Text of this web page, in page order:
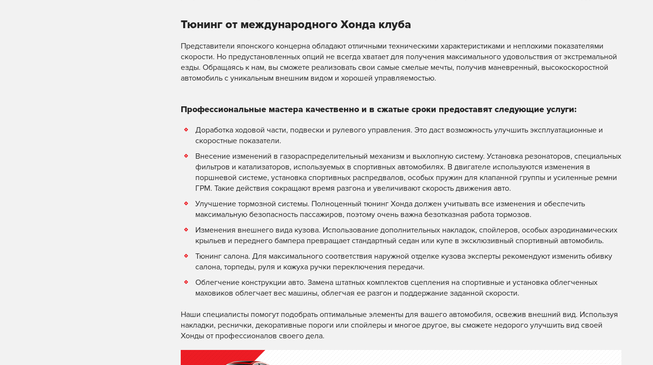
Тюнинг от международного Хонда клуба
Представители японского концерна обладают отличными техническими характеристиками и неплохими показателями
скорости. Но предустановленных опций не всегда хватает для получения максимального удовольствия от экстремальной
езды. Обращаясь к нам, вы сможете реализовать свои самые смелые мечты, получив маневренный, высокоскоростной
автомобиль с уникальным внешним видом и хорошей управляемостью.
Профессиональные мастера качественно и в сжатые сроки предоставят следующие услуги:
Доработка ходовой части, подвески и рулевого управления. Это даст возможность улучшить эксплуатационные и
скоростные показатели.
Внесение изменений в газораспределительный механизм и выхлопную систему. Установка резонаторов, специальных
фильтров и катализаторов, используемых в спортивных автомобилях. В двигателе используются изменения в
поршневой системе, установка спортивных распредвалов, особых пружин для клапанной группы и усиленные ремни
ГРМ. Такие действия сокращают время разгона и увеличивают скорость движения авто.
Улучшение тормозной системы. Полноценный тюнинг Хонда должен учитывать все изменения и обеспечить
максимальную безопасность пассажиров, поэтому очень важна безотказная работа тормозов.
Изменения внешнего вида кузова. Использование дополнительных накладок, спойлеров, особых аэродинамических
крыльев и переднего бампера превращает стандартный седан или купе в эксклюзивный спортивный автомобиль.
Тюнинг салона. Для максимального соответствия наружной отделке кузова эксперты рекомендуют изменить обивку
салона, торпеды, руля и кожуха ручки переключения передачи.
Облегчение конструкции авто. Замена штатных комплектов сцепления на спортивные и установка облегченных
маховиков облегчает вес машины, облегчая ее разгон и поддержание заданной скорости.
Наши специалисты помогут подобрать оптимальные элементы для вашего автомобиля, освежив внешний вид. Используя
накладки, реснички, декоративные пороги или спойлеры и многое другое, вы сможете недорого улучшить вид своей
Хонды от профессионалов своего дела.